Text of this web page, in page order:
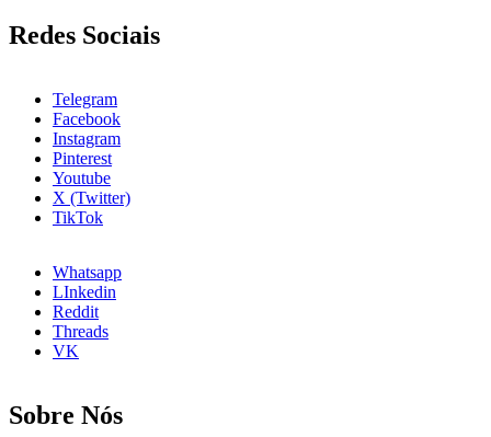
Redes Sociais
Telegram
Facebook
Instagram
Pinterest
Youtube
X (Twitter)
TikTok
Whatsapp
LInkedin
Reddit
Threads
VK
Sobre Nós